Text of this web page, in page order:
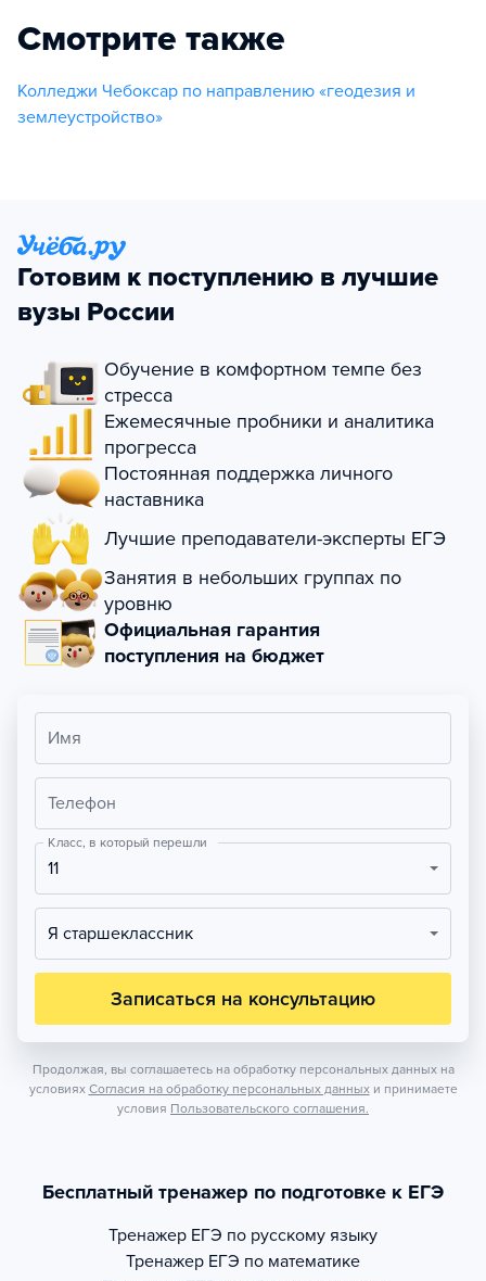
Смотрите также
Колледжи Чебоксар по направлению «геодезия и
землеустройство»
Готовим к поступлению в лучшие
вузы России
Обучение в комфортном темпе без
стресса
Ежемесячные пробники и аналитика
прогресса
Постоянная поддержка личного
наставника
Лучшие преподаватели-эксперты ЕГЭ
Занятия в небольших группах по
уровню
Официальная гарантия
поступления на бюджет
Имя
Телефон
Класс, в который перешли
11
Я старшеклассник
Записаться на консультацию
Продолжая, вы соглашаетесь на обработку персональных данных на
условиях Согласия на обработку персональных данных и принимаете
условия Пользовательского соглашения.
Бесплатный тренажер по подготовке к ЕГЭ
Тренажер ЕГЭ по русскому языку
Тренажер ЕГЭ по математике